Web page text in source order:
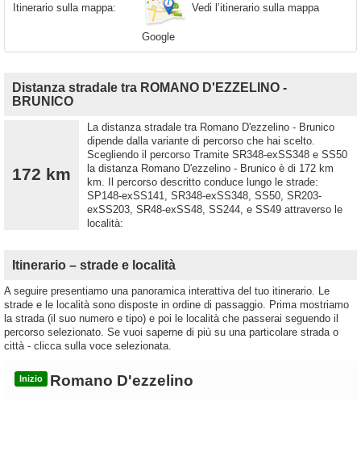
Itinerario sulla mappa: Vedi l’itinerario sulla mappa
Google
Distanza stradale tra ROMANO D'EZZELINO -
BRUNICO
172 km
La distanza stradale tra Romano D'ezzelino - Brunico
dipende dalla variante di percorso che hai scelto.
Scegliendo il percorso Tramite SR348-exSS348 e SS50
la distanza Romano D'ezzelino - Brunico è di 172 km
km. Il percorso descritto conduce lungo le strade:
SP148-exSS141, SR348-exSS348, SS50, SR203-
exSS203, SR48-exSS48, SS244, e SS49 attraverso le
località:
Itinerario – strade e località
A seguire presentiamo una panoramica interattiva del tuo itinerario. Le
strade e le località sono disposte in ordine di passaggio. Prima mostriamo
la strada (il suo numero e tipo) e poi le località che passerai seguendo il
percorso selezionato. Se vuoi saperne di più su una particolare strada o
città - clicca sulla voce selezionata.
Inizio Romano D'ezzelino